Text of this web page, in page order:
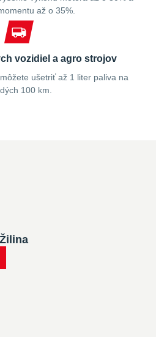
až o 35%.
vozidiel a agro strojov
ušetriť až 1 liter paliva na
100 km.